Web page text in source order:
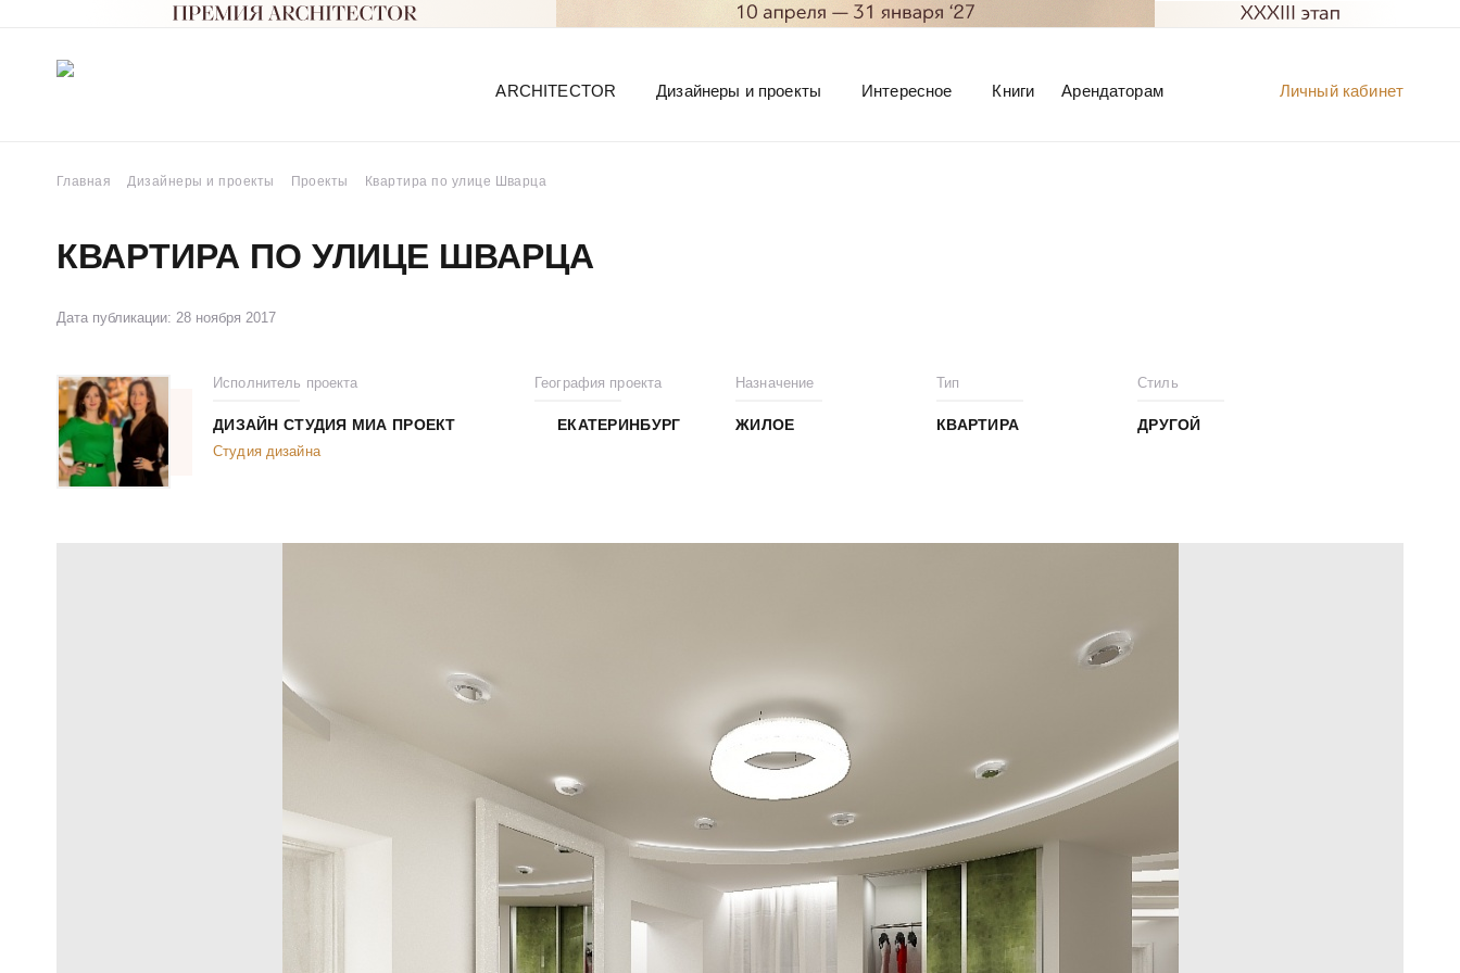
Личный кабинет
ARCHITECTOR Дизайнеры и проекты Интересное Книги Арендаторам
Главная Дизайнеры и проекты Проекты Квартира по улице Шварца
КВАРТИРА ПО УЛИЦЕ ШВАРЦА
Дата публикации: 28 ноября 2017
Исполнитель проекта
ДИЗАЙН СТУДИЯ МИА ПРОЕКТ
Студия дизайна
География проекта
ЕКАТЕРИНБУРГ
Назначение
ЖИЛОЕ
Тип
КВАРТИРА
Стиль
ДРУГОЙ